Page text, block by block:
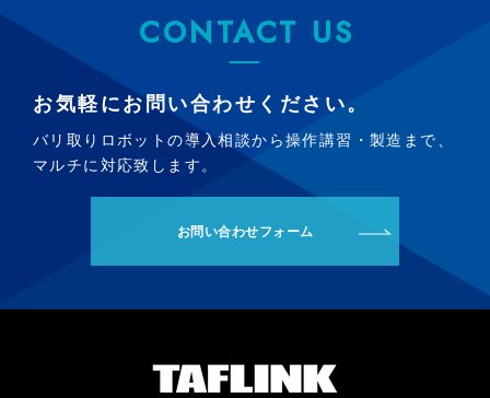
CONTACT US
お気軽にお問い合わせください。
バリ取りロボットの導入相談から操作講習・製造まで、
マルチに対応致します。
お問い合わせフォーム